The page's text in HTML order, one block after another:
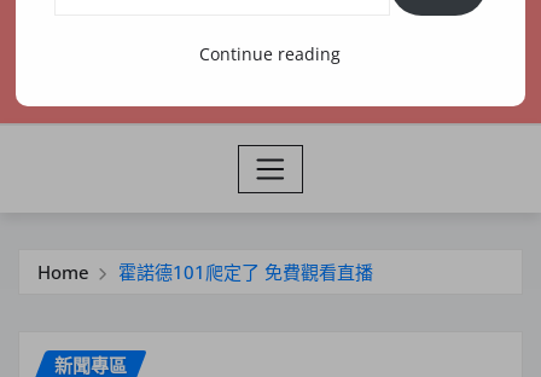
Home 霍諾德101爬定了 免費觀看直播
新聞專區
Continue reading